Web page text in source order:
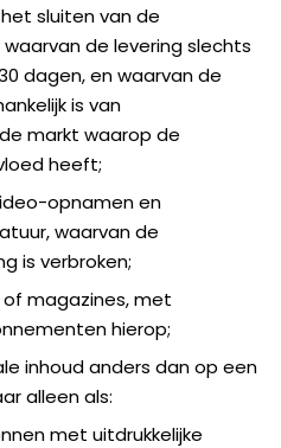
sluiten van de
de levering slechts
dagen, en waarvan de
is van
markt waarop de
heeft;
opnamen en
waarvan de
is verbroken;
magazines, met
hierop;
inhoud anders dan op een
alleen als:
met uitdrukkelijke